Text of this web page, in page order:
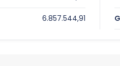
6.857.544,91